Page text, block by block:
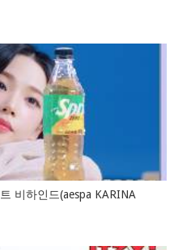
비하인드(aespa KARINA